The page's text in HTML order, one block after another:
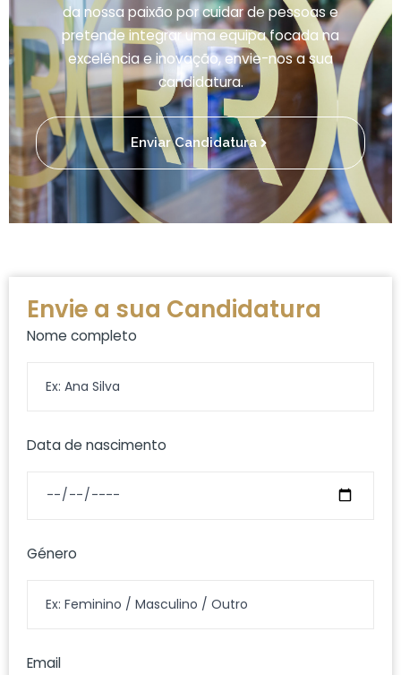
da nossa paixão por cuidar de pessoas e
pretende integrar uma equipa focada na
excelência e inovação, envie-nos a sua
candidatura.
Enviar Candidatura
Envie a sua Candidatura
Nome completo
Data de nascimento
Género
Email